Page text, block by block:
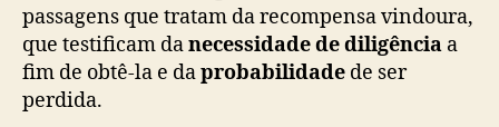
passagens que tratam da recompensa vindoura,
que testificam danecessidade de diligência a
fim de obtê-la e daprobabilidade de ser
perdida.